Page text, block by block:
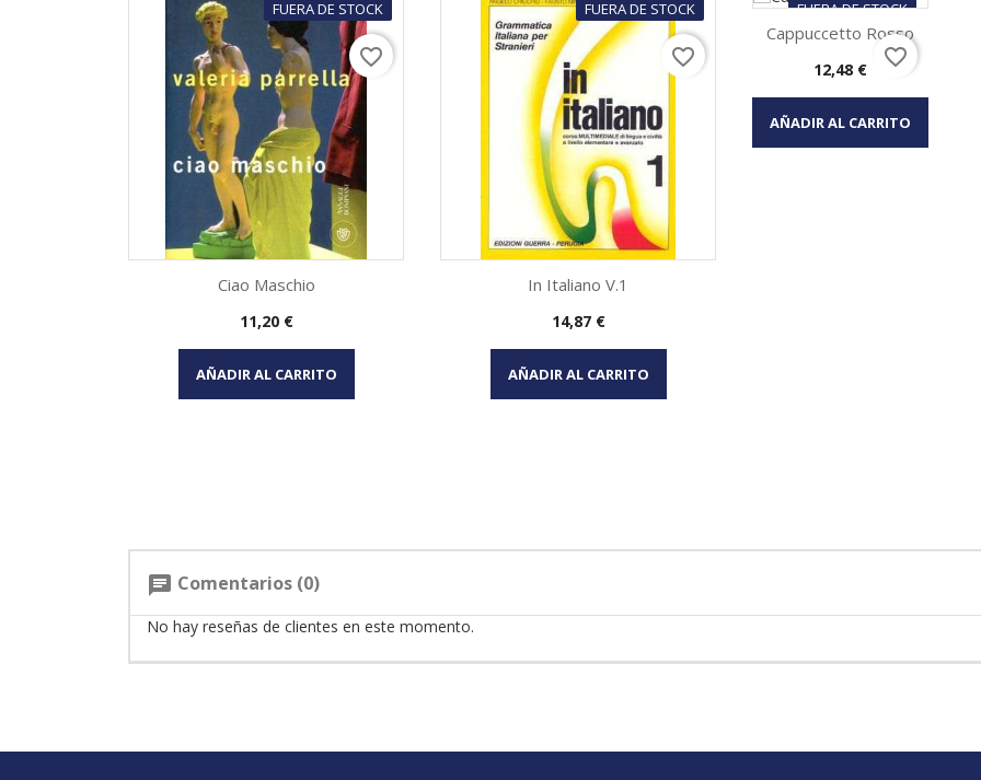
FUERA DE STOCK
Vista rápida
Ciao Maschio
Precio
11,20 €
AÑADIR AL CARRITO
favorite_border
FUERA DE STOCK
Vista rápida
In Italiano V.1
Precio
14,87 €
AÑADIR AL CARRITO
favorite_border
FUERA DE STOCK
Vista rápida
Cappuccetto Rosso
Precio
12,48 €
AÑADIR AL CARRITO
favorite_border
chat Comentarios (0)
No hay reseñas de clientes en este momento.